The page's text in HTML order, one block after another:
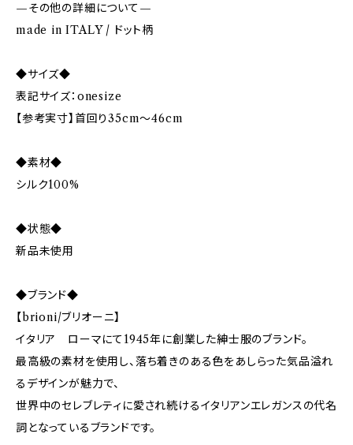
—その他の詳細について—
made in ITALY / ドット柄
◆サイズ◆
表記サイズ：onesize
【参考実寸】首回り35cm〜46cm
◆素材◆
シルク100%
◆状態◆
新品未使用
◆ブランド◆
【brioni/ブリオーニ】
イタリア ローマにて1945年に創業した紳士服のブランド。
最高級の素材を使用し、落ち着きのある色をあしらった気品溢れ
るデザインが魅力で、
世界中のセレブレティに愛され続けるイタリアンエレガンスの代名
詞となっているブランドです。